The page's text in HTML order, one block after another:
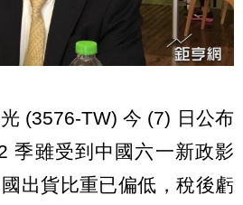
(3576-TW) 今 (7) 日公布
季雖受到中國六一新政影
出貨比重已偏低，稅後虧